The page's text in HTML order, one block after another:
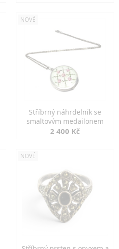
NOVÉ
Stříbrný náhrdelník se
smaltovým medailonem
2 400 Kč
NOVÉ